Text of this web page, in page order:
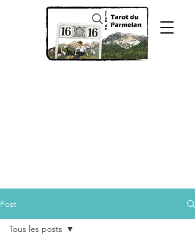
Post
Tous les posts